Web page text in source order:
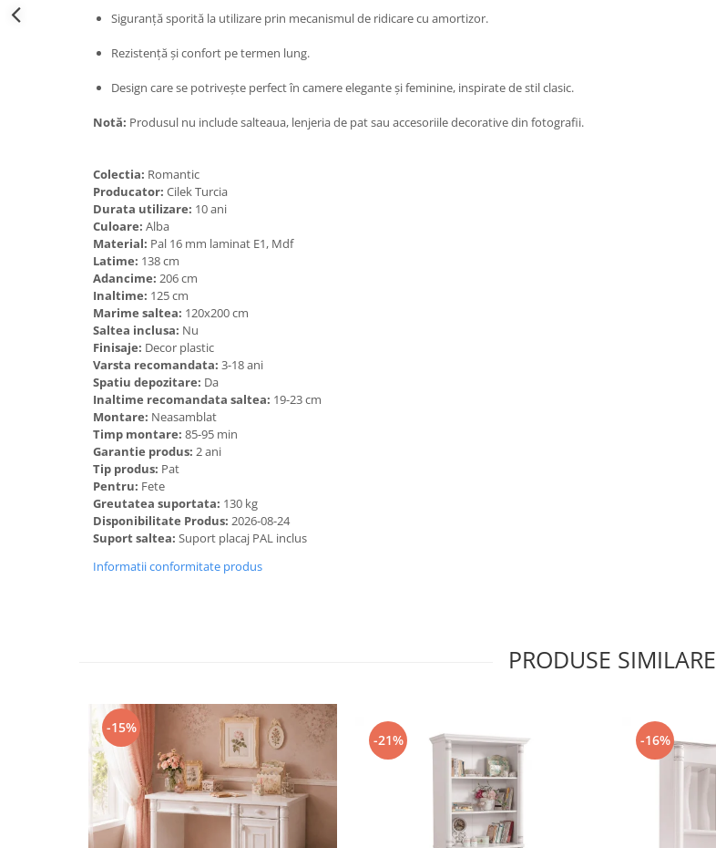
Siguranță sporită la utilizare prin mecanismul de ridicare cu amortizor.
Rezistență și confort pe termen lung.
Design care se potrivește perfect în camere elegante și feminine, inspirate de stil clasic.
Notă: Produsul nu include salteaua, lenjeria de pat sau accesoriile decorative din fotografii.
Colectia: Romantic
Producator: Cilek Turcia
Durata utilizare: 10 ani
Culoare: Alba
Material: Pal 16 mm laminat E1, Mdf
Latime: 138 cm
Adancime: 206 cm
Inaltime: 125 cm
Marime saltea: 120x200 cm
Saltea inclusa: Nu
Finisaje: Decor plastic
Varsta recomandata: 3-18 ani
Spatiu depozitare: Da
Inaltime recomandata saltea: 19-23 cm
Montare: Neasamblat
Timp montare: 85-95 min
Garantie produs: 2 ani
Tip produs: Pat
Pentru: Fete
Greutatea suportata: 130 kg
Disponibilitate Produs: 2026-08-24
Suport saltea: Suport placaj PAL inclus
Informatii conformitate produs
PRODUSE SIMILARE
-15%
-21% -16%